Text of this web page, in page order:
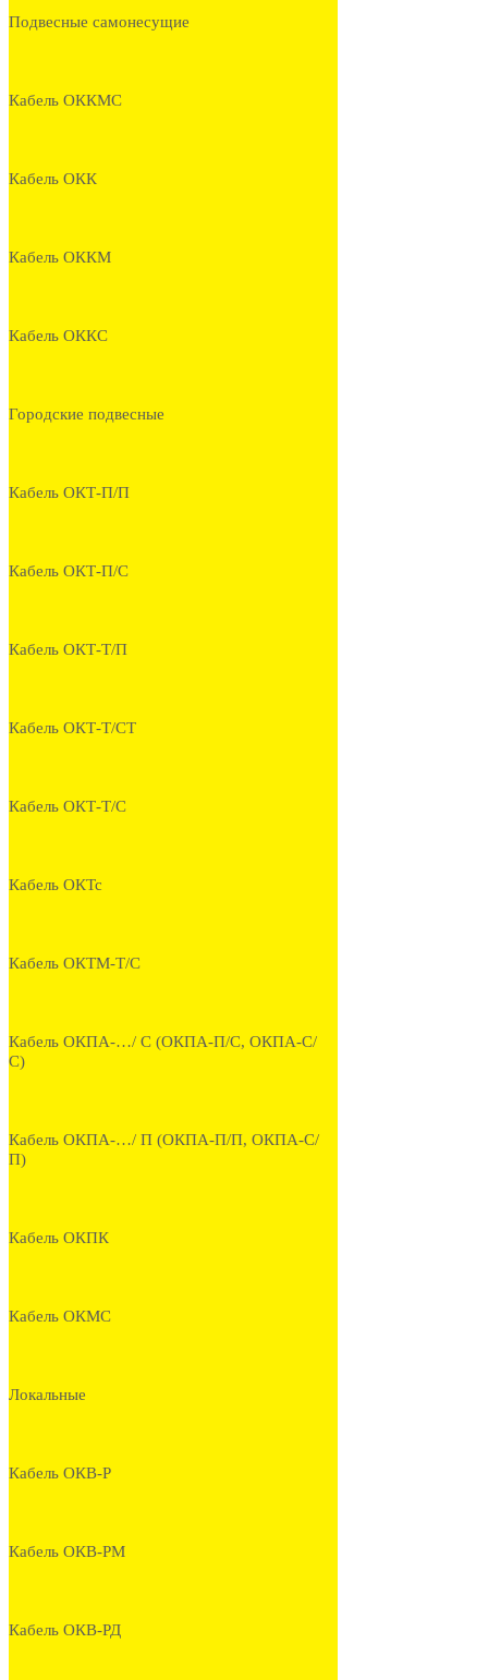
Подвесные самонесущие
Кабель ОККМС
Кабель ОКК
Кабель ОККМ
Кабель ОККС
Городские подвесные
Кабель ОКТ-П/П
Кабель ОКТ-П/С
Кабель ОКТ-Т/П
Кабель ОКТ-Т/СТ
Кабель ОКТ-Т/С
Кабель ОКТс
Кабель ОКТМ-Т/С
Кабель ОКПА-…/ С (ОКПА-П/С, ОКПА-С/
С)
Кабель ОКПА-…/ П (ОКПА-П/П, ОКПА-С/
П)
Кабель ОКПК
Кабель ОКМС
Локальные
Кабель ОКВ-Р
Кабель ОКВ-РМ
Кабель ОКВ-РД